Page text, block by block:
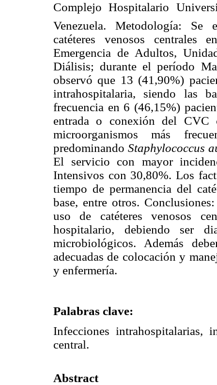
Complejo Hospitalario
Venezuela. Metodología: Se
catéteres venosos centrales
Emergencia de Adultos,
Diálisis; durante el período
observó que 13 (41,90%)
intrahospitalaria, siendo las
frecuencia en 6 (46,15%)
entrada o conexión del
microorganismos más
predominando Staphylococcus
El servicio con mayor
Intensivos con 30,80%. Los
tiempo de permanencia del
base, entre otros.
uso de catéteres venosos
hospitalario, debiendo ser
microbiológicos. Además
adecuadas de colocación y
y enfermería.
Palabras clave:
Infecciones intrahospitalarias,
central.
Abstract